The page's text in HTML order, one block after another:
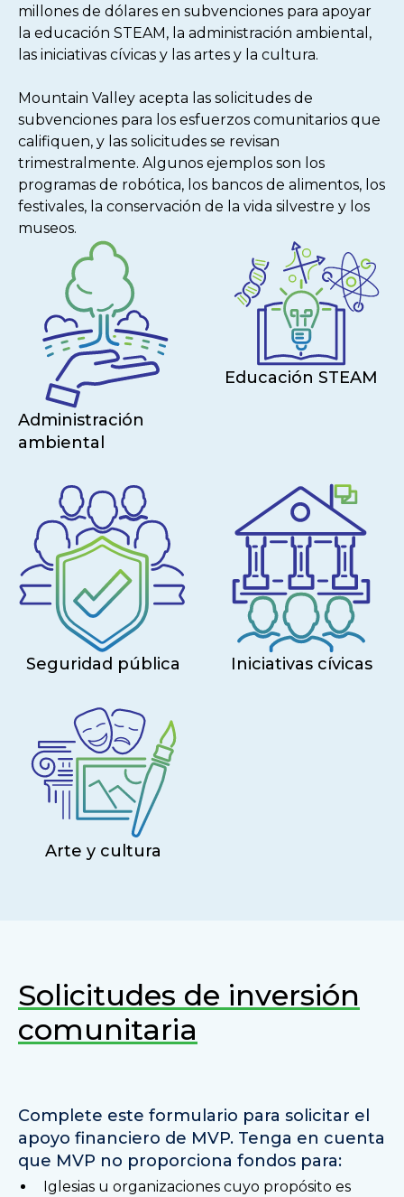
millones de dólares en subvenciones para apoyar
la educación STEAM, la administración ambiental,
las iniciativas cívicas y las artes y la cultura.
Mountain Valley acepta las solicitudes de
subvenciones para los esfuerzos comunitarios que
califiquen, y las solicitudes se revisan
trimestralmente. Algunos ejemplos son los
programas de robótica, los bancos de alimentos, los
festivales, la conservación de la vida silvestre y los
museos.
Administración
ambiental
Educación STEAM
Seguridad pública Iniciativas cívicas
Arte y cultura
Solicitudes de inversión
comunitaria
Complete este formulario para solicitar el
apoyo financiero de MVP. Tenga en cuenta
que MVP no proporciona fondos para:
Iglesias u organizaciones cuyo propósito es